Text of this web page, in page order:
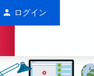
person ログイン